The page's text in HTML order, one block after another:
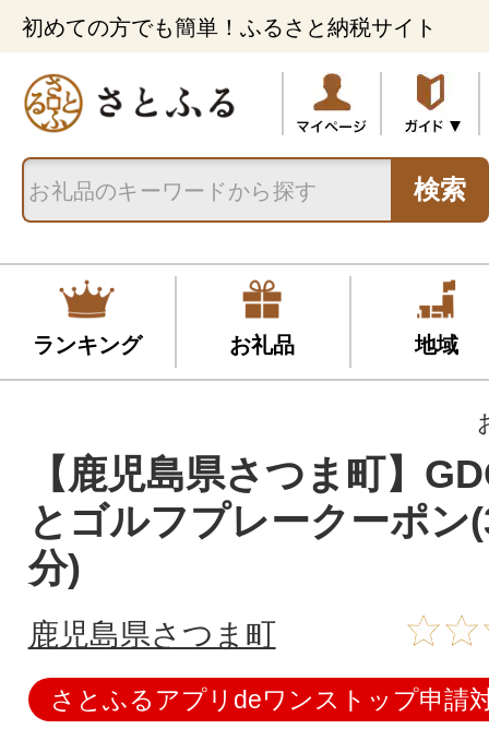
初めての方でも簡単！ふるさと納税サイト
検索
ランキング お礼品 地域
【鹿児島県さつま町】
とゴルフプレークーポン
分)
鹿児島県さつま町
さとふるアプリdeワンストップ申請